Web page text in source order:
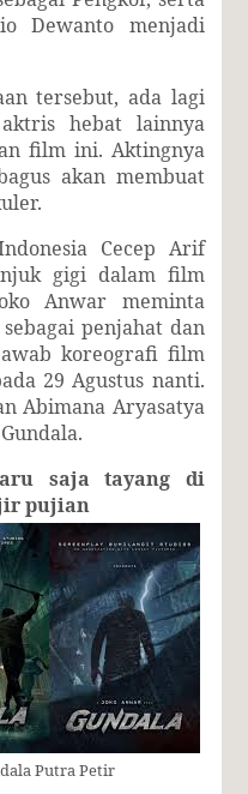
Dewanto menjadi
tersebut, ada lagi
hebat lainnya
film ini. Aktingnya
akan membuat
Cecep Arif
gigi dalam film
Anwar meminta
penjahat dan
koreografi film
29 Agustus nanti.
Abimana Aryasatya
saja tayang di
pujian
Putra Petir